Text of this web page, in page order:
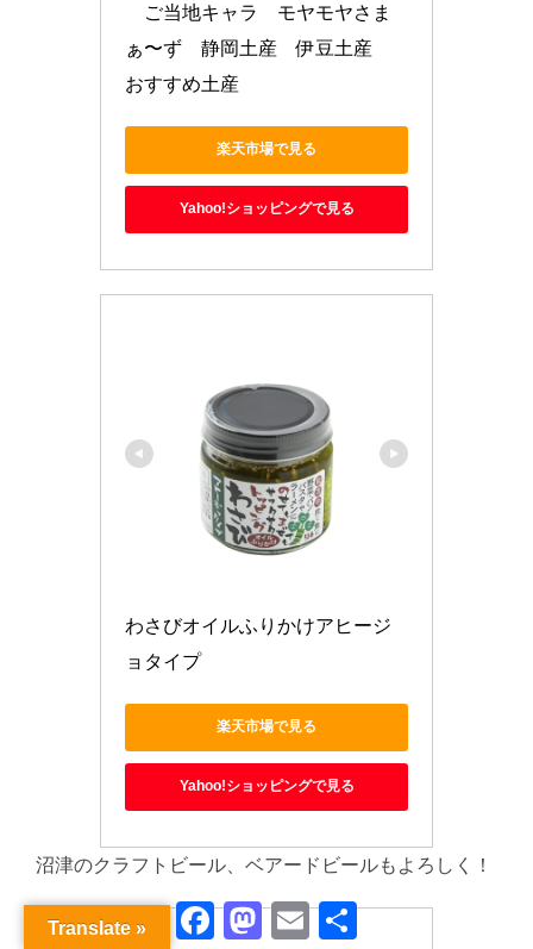
ご当地キャラ　モヤモヤさま
ぁ〜ず　静岡土産　伊豆土産
おすすめ土産
楽天市場で見る
Yahoo!ショッピングで見る
わさびオイルふりかけアヒージ
ョタイプ
楽天市場で見る
Yahoo!ショッピングで見る
沼津のクラフトビール、ベアードビールもよろしく！
FacebookMastodon
Email共
Translate »